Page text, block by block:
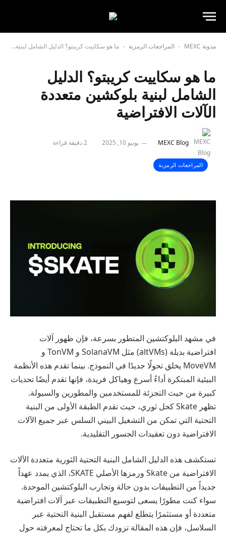
مدونة MEXC - المراجعات الرمزية - ما هو سكاييت كريبتو؟ الدليل الشامل لبنية بلوكشين متعددة الآلات الافتراضية
ما هو سكاييت كريبتو؟ الدليل
الشامل لبنية بلوكشين متعددة
الآلات الافتراضية
MEXC Blog يونيو 10, 2025
المراجعات الرمزية
في مشهد البلوكتشين المتطور بسرعة، فإن ظهور آلات
افتراضية بديلة (altVMs) مثل SolanaVM و TonVM و
MoveVM يخلق تحولًا جديدًا في النموذج. بينما تقدم هذه الأنظمة
البيئية المبتكرة أداءً أسرع وهياكل فريدة، فإنها تقدم أيضًا تحديات
كبيرة من حيث التجزئة للمستخدمين والمطورين والسيولة.
تظهر Skate كحل ثوري، حيث تقدم الطبقة الأولى من البنية
التحتية التي تمكن من التشغيل البيني السلس عبر جميع الآلات
الافتراضية دون تعقيدات الجسور التقليدية.
تستكشف هذه الدليل الشامل البنية التحتية الثورية متعددة الآلات
الافتراضية من Skate ورمزها الأصلي SKATE، الذي يمدد عهداً
جديداً من التطبيقات بدون حالة وتجارب البلوكتشين الموحدة.
سواء كنت مطورًا يسعى لتوسيع التطبيقات عبر آلات افتراضية
متعددة أو مستثمرًا يتطلع لفهم مستقبل البنية التحتية عبر
السلاسل، فإن هذه المقالة تزودك بكل ما تحتاج لمعرفته حول